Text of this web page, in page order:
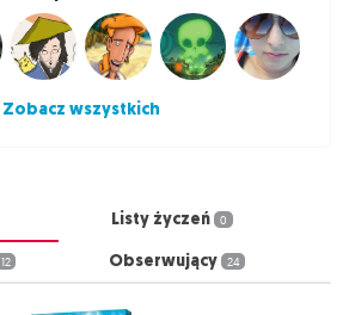
Zobacz wszystkich
Listy życzeń 0
12 Obserwujący 24